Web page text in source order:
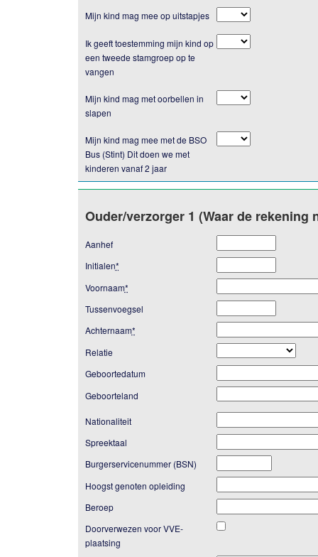
Mijn kind mag mee op uitstapjes
Ik geeft toestemming mijn kind op
een tweede stamgroep op te
vangen
Mijn kind mag met oorbellen in
slapen
Mijn kind mag mee met de BSO
Bus (Stint) Dit doen we met
kinderen vanaf 2 jaar
Ouder/verzorger 1 (Waar de rekening
Aanhef
Initialen*
Voornaam*
Tussenvoegsel
Achternaam*
Relatie
Geboortedatum
Geboorteland
Nationaliteit
Spreektaal
Burgerservicenummer (BSN)
Hoogst genoten opleiding
Beroep
Doorverwezen voor VVE-
plaatsing